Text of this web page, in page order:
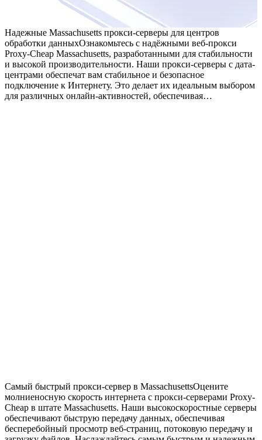
Надежные Massachusetts прокси-серверы для центров
обработки данныхОзнакомьтесь с надёжными веб-прокси
Proxy-Cheap Massachusetts, разработанными для стабильности
и высокой производительности. Наши прокси-серверы с дата-
центрами обеспечат вам стабильное и безопасное
подключение к Интернету. Это делает их идеальным выбором
для различных онлайн-активностей, обеспечивая…
Самый быстрый прокси-сервер в MassachusettsОцените
молниеносную скорость интернета с прокси-серверами Proxy-
Cheap в штате Massachusetts. Наши высокоскоростные серверы
обеспечивают быструю передачу данных, обеспечивая
бесперебойный просмотр веб-страниц, потоковую передачу и